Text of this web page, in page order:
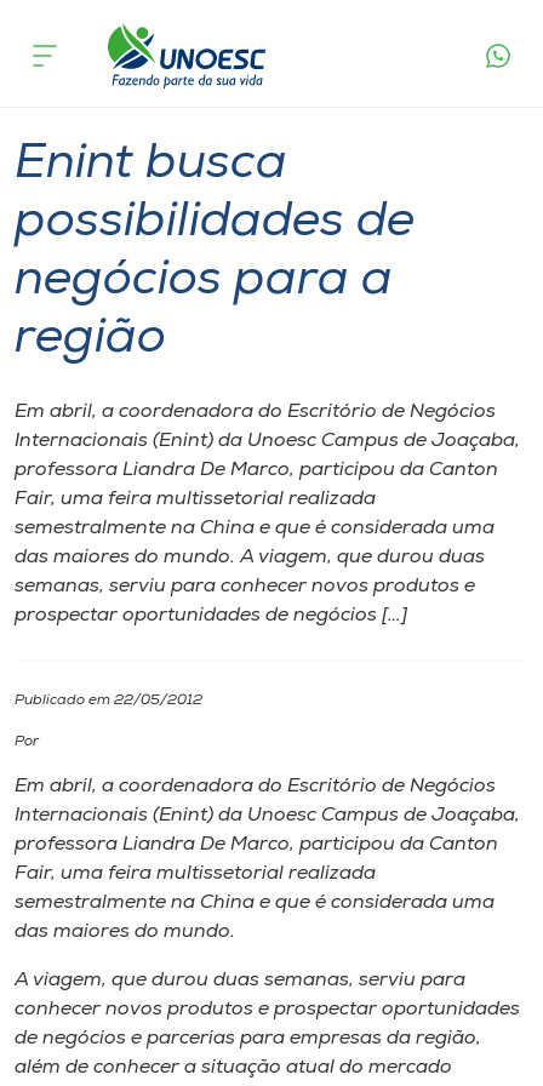
Cursos
Atendimento ao Estudante
Portal de Ensino
A
Internacionalização
I.nova
Cultura
CPA
Biblioteca
Rádio
acontece
Enint busca
possibilidades de
negócios para a
região
Em abril, a coordenadora do Escritório de Negócios
Internacionais (Enint) da Unoesc Campus de Joaçaba,
professora Liandra De Marco, participou da Canton
Fair, uma feira multissetorial realizada
semestralmente na China e que é considerada uma
das maiores do mundo. A viagem, que durou duas
semanas, serviu para conhecer novos produtos e
prospectar oportunidades de negócios […]
Publicado em 22/05/2012
Por
Em abril, a coordenadora do Escritório de Negócios
Internacionais (Enint) da Unoesc Campus de Joaçaba,
professora Liandra De Marco, participou da Canton
Fair, uma feira multissetorial realizada
semestralmente na China e que é considerada uma
das maiores do mundo.
A viagem, que durou duas semanas, serviu para
conhecer novos produtos e prospectar oportunidades
de negócios e parcerias para empresas da região,
além de conhecer a situação atual do mercado